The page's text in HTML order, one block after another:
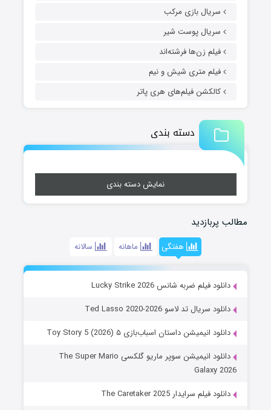
سریال بازی مرکب
سریال پوست شیر
فیلم زن‌ها فرشته‌اند
فیلم متری شیش و نیم
کالکشن فیلم‌های هری پاتر
دسته بندی
نمایش دسته بندی
مطالب پربازدید
هفتگی ماهانه سالانه
دانلود فیلم ضربه شانس Lucky Strike 2026
دانلود سریال تد لاسو Ted Lasso 2020-2026
دانلود انیمیشن داستان اسباب‌بازی ۵ Toy Story 5 (2026)
دانلود انیمیشن سوپر ماریو گلکسی The Super Mario
Galaxy 2026
دانلود فیلم سرایدار The Caretaker 2025